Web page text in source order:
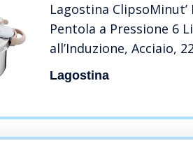
Lagostina ClipsoMinut’
Pentola a Pressione 6
all’Induzione, Acciaio,
Lagostina